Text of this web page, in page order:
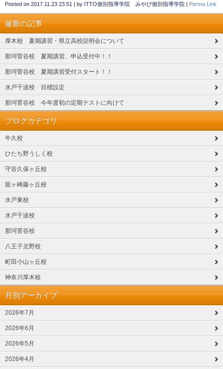
Posted on 2017.11.23 23:51 | by ITTO個別指導学院 みやび個別指導学院 | Perma Link
最新の記事
厚木校 夏期講習・県立高校説明会について
那珂菅谷校 夏期講習、申込受付中！！
那珂菅谷校 夏期講習受付スタート！！
水戸千波校 目標設定
那珂菅谷校 今年度初の定期テストに向けて
ブログカテゴリ
牛久校
ひたち野うしく校
守谷久保ヶ丘校
龍ヶ崎藤ヶ丘校
水戸東校
水戸千波校
那珂菅谷校
八王子北野校
町田小山ヶ丘校
神奈川厚木校
月別アーカイブ
2026年7月
2026年6月
2026年5月
2026年4月